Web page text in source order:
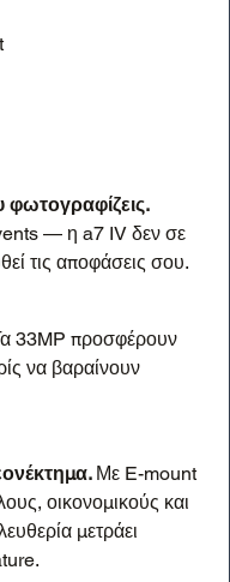
— η a7 IV δεν σε
τις αποφάσεις σου.
33MP προσφέρουν
να βαραίνουν
Με E-mount
οικονομικούς και
μετράει